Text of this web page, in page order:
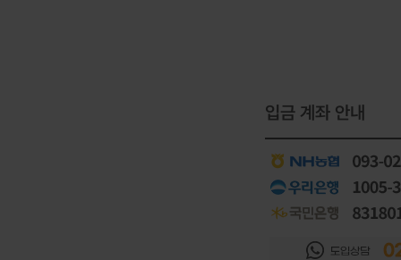
입금 계좌 안내